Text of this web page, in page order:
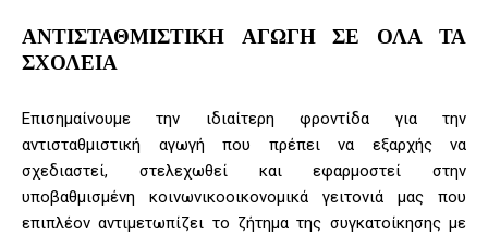
ΑΝΤΙΣΤΑΘΜΙΣΤΙΚΗ ΑΓΩΓΗ ΣΕ ΟΛΑ ΤΑ
ΣΧΟΛΕΙΑ
Επισημαίνουμε την ιδιαίτερη φροντίδα για την
αντισταθμιστική αγωγή που πρέπει να εξαρχής να
σχεδιαστεί, στελεχωθεί και εφαρμοστεί στην
υποβαθμισμένη κοινωνικοοικονομικά γειτονιά μας που
επιπλέον αντιμετωπίζει το ζήτημα της συγκατοίκησης με